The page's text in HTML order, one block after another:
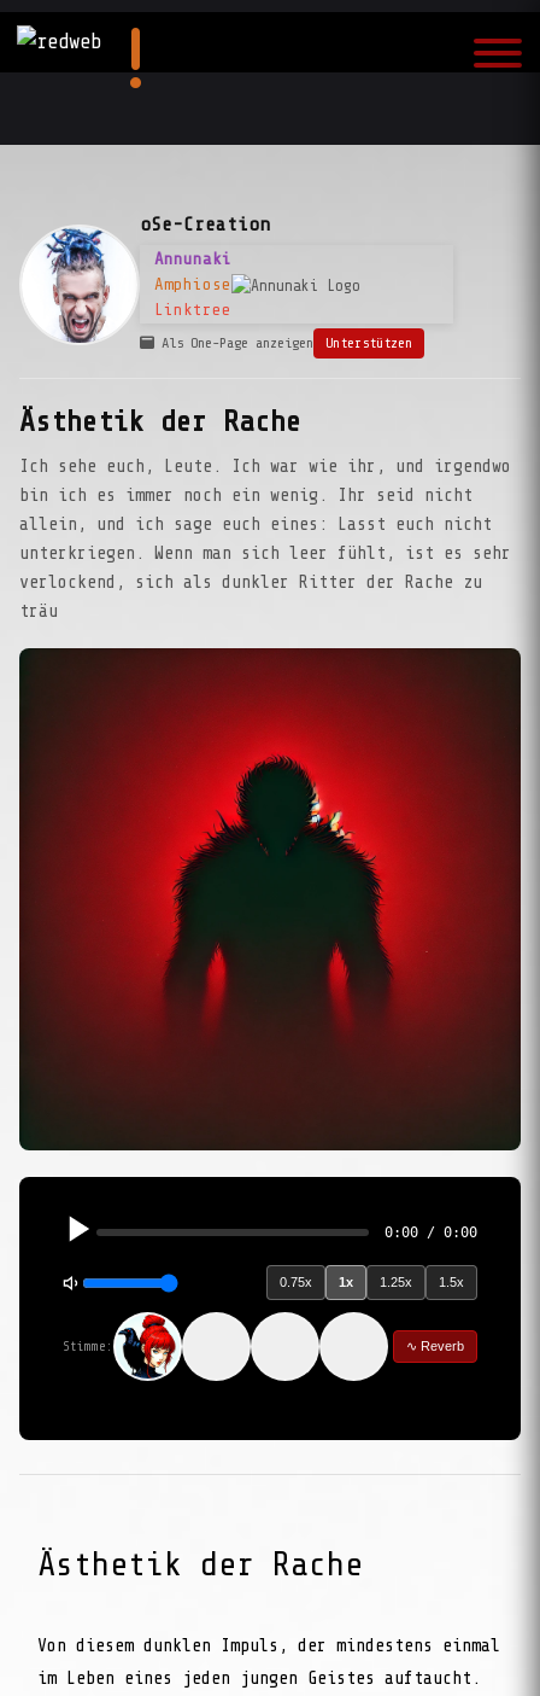
oSe-Creation
Annunaki
Amphiose
Linktree
Als One-Page anzeigen Unterstützen
Ästhetik der Rache
Ich sehe euch, Leute. Ich war wie ihr, und irgendwo
bin ich es immer noch ein wenig. Ihr seid nicht
allein, und ich sage euch eines: Lasst euch nicht
unterkriegen. Wenn man sich leer fühlt, ist es sehr
verlockend, sich als dunkler Ritter der Rache zu
träu
0:00 / 0:00
0.75x 1x 1.25x 1.5x
Stimme: ∿ Reverb
Ästhetik der Rache
Von diesem dunklen Impuls, der mindestens einmal
im Leben eines jeden jungen Geistes auftaucht.